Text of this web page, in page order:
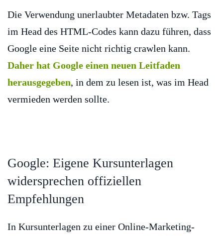
Die Verwendung unerlaubter Metadaten bzw. Tags
im Head des HTML-Codes kann dazu führen, dass
Google eine Seite nicht richtig crawlen kann.
Daher hat Google einen neuen Leitfaden
herausgegeben, in dem zu lesen ist, was im Head
vermieden werden sollte.
Google: Eigene Kursunterlagen
widersprechen offiziellen
Empfehlungen
In Kursunterlagen zu einer Online-Marketing-